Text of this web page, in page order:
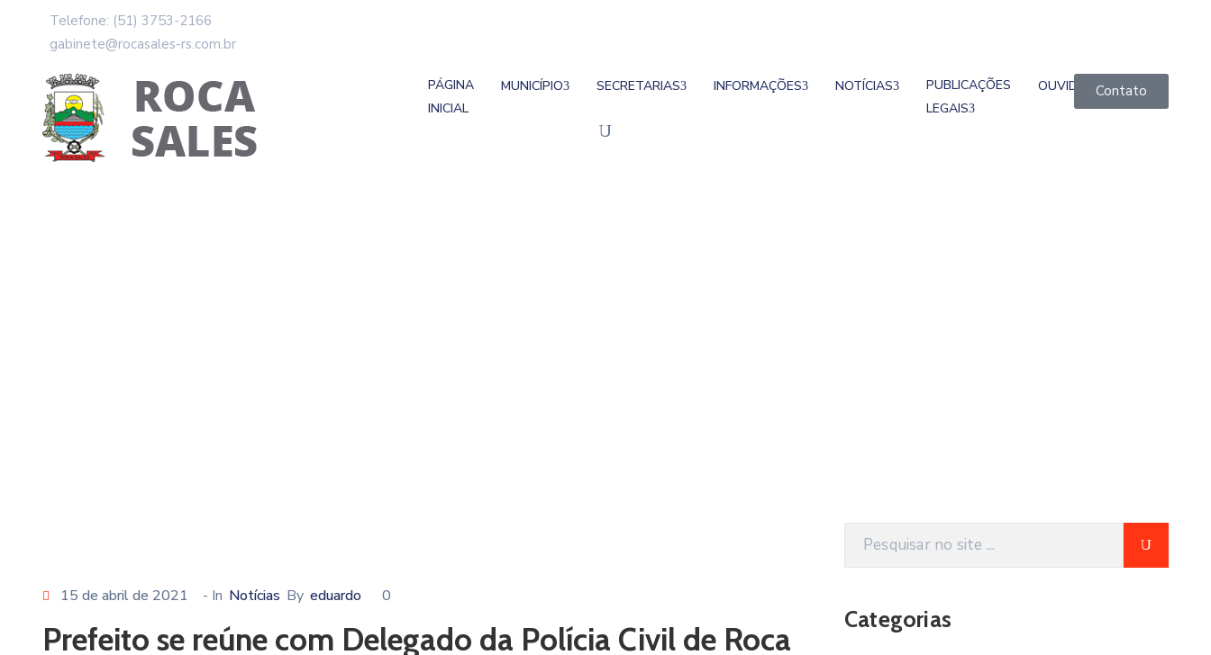
Telefone: (51) 3753-2166
gabinete@rocasales-rs.com.br
PÁGINA
INICIAL
MUNICÍPIO SECRETARIAS INFORMAÇÕES NOTÍCIAS
PUBLICAÇÕES
LEGAIS
OUVIDORIAContato
15 de abril de 2021 - In Notícias By eduardo 0
Prefeito se reúne com Delegado da Polícia Civil de Roca
Categorias